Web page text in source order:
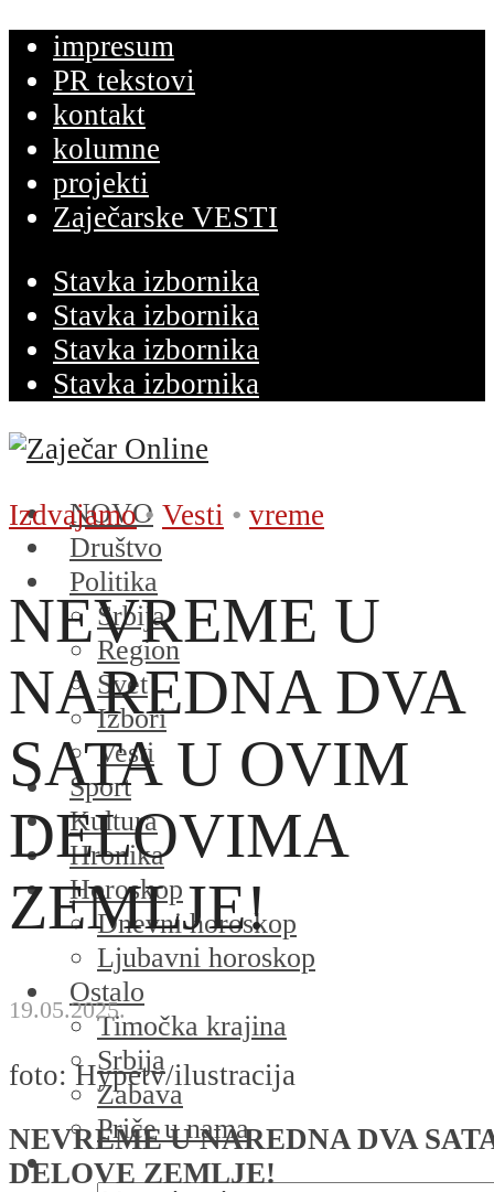
impresum
PR tekstovi
kontakt
kolumne
projekti
Zaječarske VESTI
Stavka izbornika
Stavka izbornika
Stavka izbornika
Stavka izbornika
NOVO
Društvo
Politika
Srbija
Region
Svet
Izbori
Vesti
Sport
Kultura
Hronika
Horoskop
Dnevni horoskop
Ljubavni horoskop
Ostalo
Timočka krajina
Srbija
Zabava
Priče u nama
Izdvajamo • Vesti • vreme
NEVREME U
NAREDNA DVA
SATA U OVIM
DELOVIMA
ZEMLJE!
19.05.2025.
foto: Hypetv/ilustracija
NEVREME U NAREDNA DVA
DELOVE ZEMLJE!